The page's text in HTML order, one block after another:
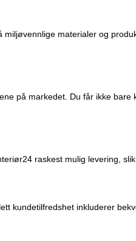
materialer og
på markedet. Du får ikke
raskest mulig levering,
kundetilfredshet inkluderer